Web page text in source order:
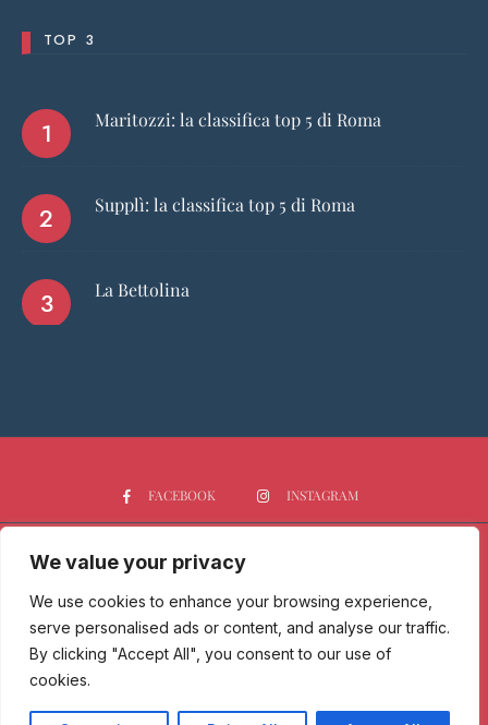
We value your privacy
We use cookies to enhance your browsing experience,
serve personalised ads or content, and analyse our traffic.
By clicking "Accept All", you consent to our use of
cookies.
TOP 3
Maritozzi: la classifica top 5 di Roma
Supplì: la classifica top 5 di Roma
La Bettolina
FACEBOOK INSTAGRAM
HOME CHI SIAMO
NEWS
Passione Gourmet è una testata giornalistica registrata presso il
Tribunale di Milano con n° 173/2017 il 09/06/2017 - Iscrizione al ROC
Copyright © 2025 Passione Gourmet, All Rights Reserved - Privacy